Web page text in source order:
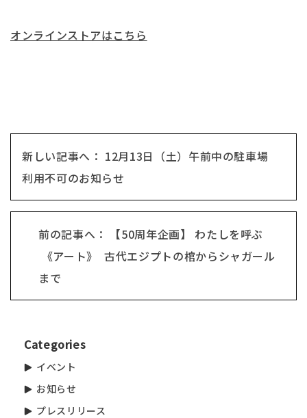
オンラインストアはこちら
新しい記事へ： 12月13日（土）午前中の駐車場
利用不可のお知らせ
前の記事へ： 【50周年企画】 わたしを呼ぶ
《アート》 古代エジプトの棺からシャガール
まで
Categories
イベント
お知らせ
プレスリリース